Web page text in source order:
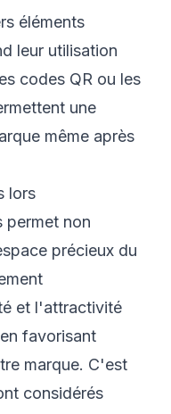
éléments
leur utilisation
codes QR ou les
une
même après
lors
permet non
précieux du
et l'attractivité
favorisant
marque. C'est
considérés